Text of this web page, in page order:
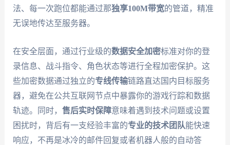
法、每一次跑位都能通过那独享100M带宽的管道，精准
无误地传达至服务器。
在安全层面，通过行业级的数据安全加密标准对你的登
录信息、战斗指令、角色状态等进行全程加密保护。这
些加密数据通过独立的专线传输链路直达国内目标服务
器，避免在公共互联网节点中暴露你的游戏行踪和数据
轨迹。同时， 售后实时保障意味着遇到技术问题或设置
困扰时，背后有一支经验丰富的专业的技术团队能快速
响应，不再是冰冷的邮件回复或者机器人般的自动答